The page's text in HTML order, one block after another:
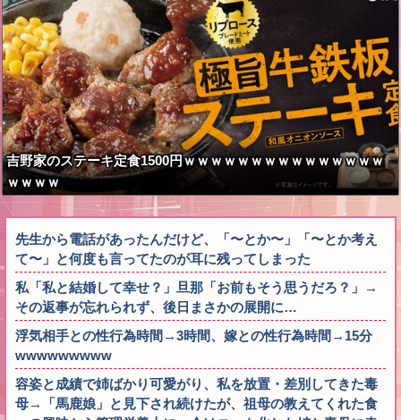
吉野家のステーキ定食1500円ｗｗｗｗｗｗｗｗｗｗｗｗｗｗｗ
ｗｗｗｗ
先生から電話があったんだけど、「〜とか〜」「〜とか考え
て〜」と何度も言ってたのが耳に残ってしまった
私「私と結婚して幸せ？」旦那「お前もそう思うだろ？」→
その返事が忘れられず、後日まさかの展開に…
浮気相手との性行為時間→3時間、嫁との性行為時間→15分
wwwwwwwww
容姿と成績で姉ばかり可愛がり、私を放置・差別してきた毒
母→「馬鹿娘」と見下され続けたが、祖母の教えてくれた食